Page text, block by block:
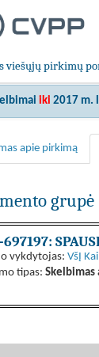
viešųjų pirkimų
iki 2017 m.
apie pirkimą
grupė
697197:
vykdytojas: VšĮ
tipas: Skelbimas